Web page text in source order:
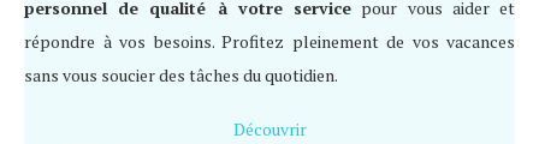
personnel de qualité à votre service pour vous aider et
répondre à vos besoins. Profitez pleinement de vos vacances
sans vous soucier des tâches du quotidien.
Découvrir